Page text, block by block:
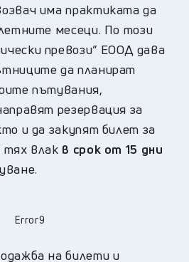
има практиката да
месеци. По този
превози” ЕООД дава
да планират
пътувания,
резервация за
и да закупят билет за
тях влак в срок от 15 дни
Error9
на билети и